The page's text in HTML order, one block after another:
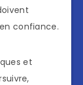
confiance.
et